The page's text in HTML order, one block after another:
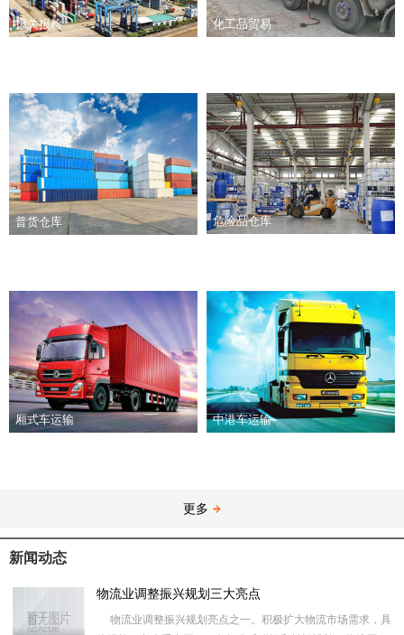
报关报检 化工品贸易
普货仓库 危险品仓库
厢式车运输 中港车运输
更多
新闻动态
物流业调整振兴规划三大亮点
物流业调整振兴规划亮点之一。积极扩大物流市场需求，具